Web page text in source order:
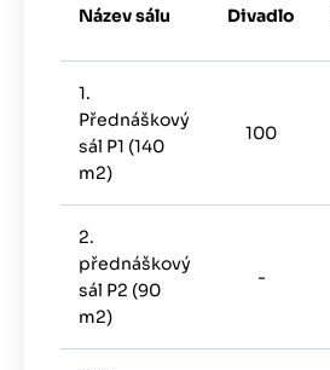
Název sálu Divadlo
1.
Přednáškový
sál P1 (140
m2)
100
2.
přednáškový
sál P2 (90
m2)
-